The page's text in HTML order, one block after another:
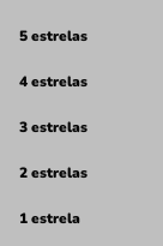
5 estrelas
4 estrelas
3 estrelas
2 estrelas
1 estrela